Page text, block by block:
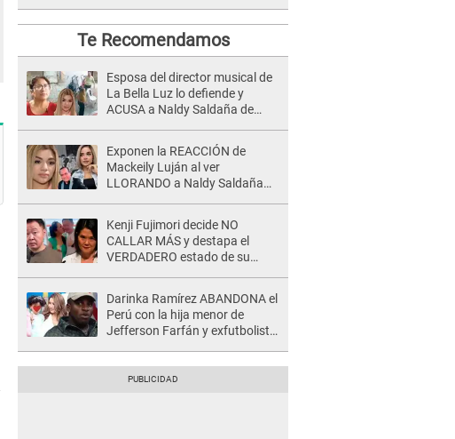
Te Recomendamos
Esposa del director musical de
La Bella Luz lo defiende y
ACUSA a Naldy Saldaña de
Exponen la REACCIÓN de
Mackeily Luján al ver
LLORANDO a Naldy Saldaña
Kenji Fujimori decide NO
CALLAR MÁS y destapa el
VERDADERO estado de su
suegra..."
Darinka Ramírez ABANDONA el
Perú con la hija menor de
Jefferson Farfán y exfutbolista